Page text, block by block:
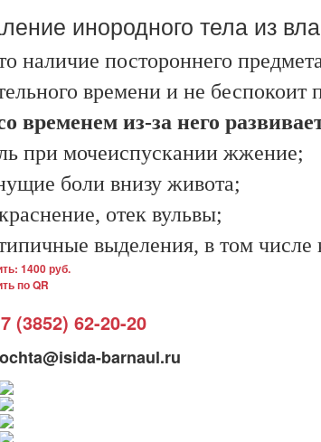
инородного тела из
наличие постороннего
времени и не беспокоит
временем из-за него
при мочеиспускании жжение;
боли внизу живота;
отек вульвы;
выделения, в том числе
1400 руб.
по QR
(3852) 62-20-20
barnaul.ru